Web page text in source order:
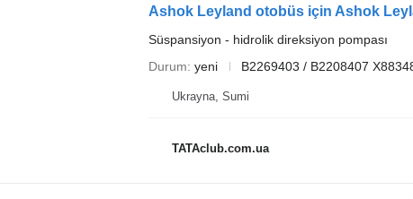
Ashok Leyland otobüs için Ashok
Süspansiyon - hidrolik direksiyon pompası
Durum yeni B2269403 / B2208407
Ukrayna, Sumi
TATAclub.com.ua